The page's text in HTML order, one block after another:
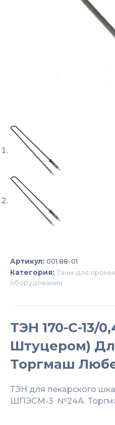
Артикул: 001.88-01
Категория: Тэны для
оборудования
ТЭН 170-С-13/
Штуцером)
Торгмаш
ТЭН для пекарского
ШПЭСМ-3 №24А